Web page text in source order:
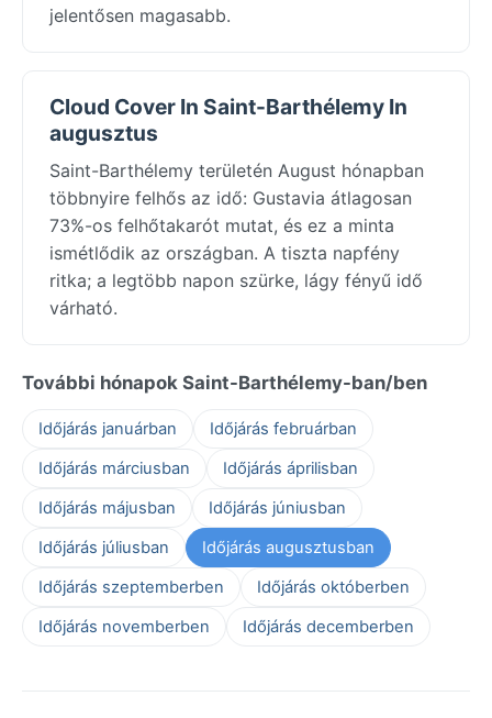
jelentősen magasabb.
Cloud Cover In Saint-Barthélemy In
augusztus
Saint-Barthélemy területén August hónapban
többnyire felhős az idő: Gustavia átlagosan
73%-os felhőtakarót mutat, és ez a minta
ismétlődik az országban. A tiszta napfény
ritka; a legtöbb napon szürke, lágy fényű idő
várható.
További hónapok Saint-Barthélemy-ban/ben
Időjárás januárban
Időjárás februárban
Időjárás márciusban
Időjárás áprilisban
Időjárás májusban
Időjárás júniusban
Időjárás júliusban
Időjárás augusztusban
Időjárás szeptemberben
Időjárás októberben
Időjárás novemberben
Időjárás decemberben